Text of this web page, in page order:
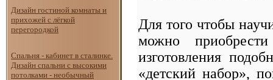
Дизайн гостиной комнаты и
прихожей с лёгкой
перегородкой
Спальня - кабинет в сталинке.
Дизайн спальни с высокими
потолками - необычный
Для того чтобы
можно
изготовления
«детский набор»,